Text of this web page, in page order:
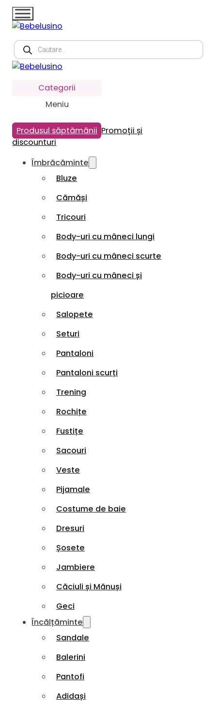
Products
search
Categorii
Meniu
Produsul săptămănii Promoții și
discounturi
Îmbrăcăminte
Bluze
Cămăși
Tricouri
Body-uri cu mâneci lungi
Body-uri cu mâneci scurte
Body-uri cu mâneci și
picioare
Salopete
Seturi
Pantaloni
Pantaloni scurți
Trening
Rochițe
Fustițe
Sacouri
Veste
Pijamale
Costume de baie
Dresuri
Șosete
Jambiere
Căciuli și Mănuși
Geci
Încălțăminte
Sandale
Balerini
Pantofi
Adidași